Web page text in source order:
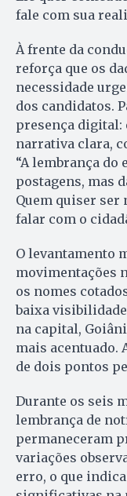
fale com sua
À frente da
reforça que os
necessidade
dos candidatos.
presença
narrativa clara,
“A lembrança do
postagens, mas
Quem quiser ser
falar com o
O levantamento
movimentações
os nomes
baixa
na capital,
mais acentuado.
de dois pontos
Durante os seis
lembrança de
permaneceram
variações
erro, o que